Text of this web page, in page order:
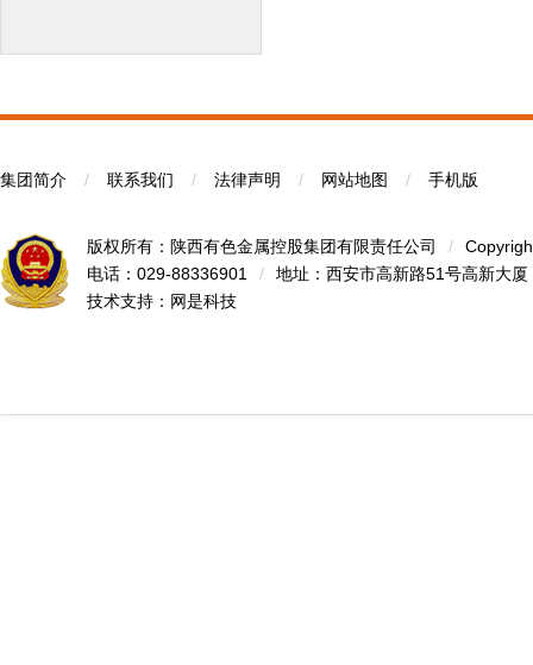
集团简介 / 联系我们 / 法律声明 / 网站地图 / 手机版
版权所有：陕西有色金属控股集团有限责任公司 /
电话：029-88336901
/
地址：西安市高新路51号高新大厦
技术支持： 网是科技